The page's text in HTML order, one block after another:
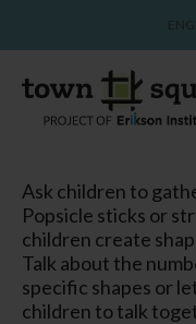
Ask children to
Popsicle sticks or
children create
Talk about the
specific shapes or
children to talk